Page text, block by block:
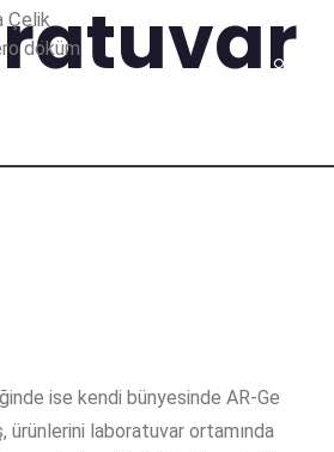
ise kendi bünyesinde AR-Ge
ürünlerini laboratuvar ortamında